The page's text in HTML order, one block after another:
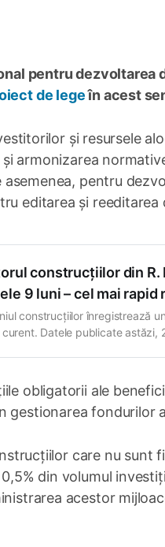
pentru
de legeîn acest
și resursele
armonizarea
pentru
editarea și
construcțiilor din R.
9 luni – cel mai rapid
construcțiilor înregistrează
curent. Datele publicate astăzi,
obligatorii ale
gestionarea fondurilor
care nu sunt
din volumul
acestor